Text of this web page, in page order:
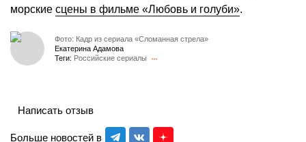
морские сцены в фильме «Любовь и голуби».
Фото: Кадр из сериала «Сломанная стрела»
Екатерина Адамова
Теги: Российские сериалы
Больше новостей в
Написать отзыв